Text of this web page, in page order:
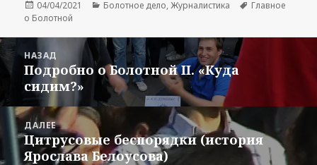
Опубликовано
04/04/2021 Рубрики
Болотное дело,Журналистика Метки
Главное
о Болотной
Навигация
по
записям
НАЗАД
Предыдущая
запись:
Подробно о Болотной II. «Куда
сидим?»
ДАЛЕЕ
Следующая
запись:
Цитрусовые беспорядки (история
Ярослава Белоусова)